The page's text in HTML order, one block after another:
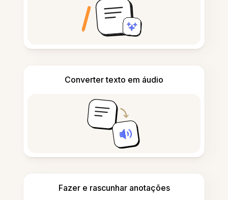
Converter texto em áudio
Fazer e rascunhar anotações